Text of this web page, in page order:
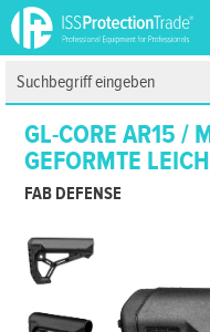
GL-CORE AR15 /
GEFORMTE
FAB DEFENSE